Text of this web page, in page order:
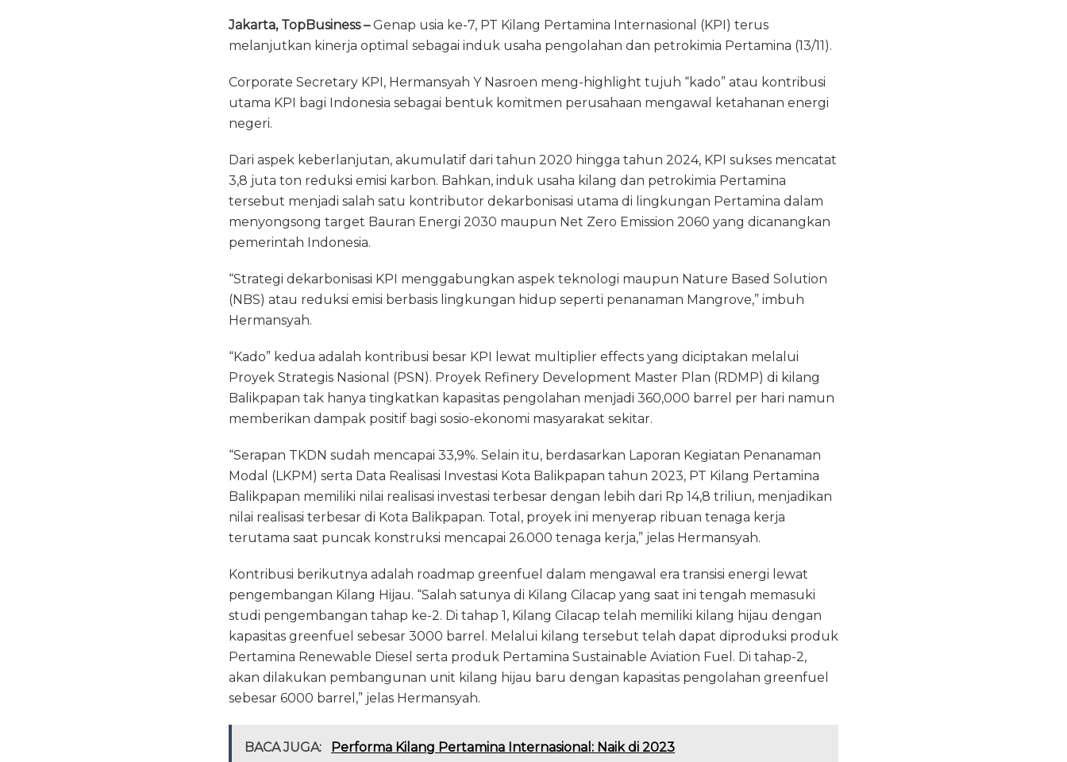
c
e
b
o
o
k
it
te
r
a
ts
A
p
e
g
ra
m
re
a
d
s
ai
l
n
t
ai
l
Jakarta, TopBusiness –Genap usia ke-7, PT Kilang Pertamina Internasional (KPI) terus
melanjutkan kinerja optimal sebagai induk usaha pengolahan dan petrokimia Pertamina (13/11).
Corporate Secretary KPI, Hermansyah Y Nasroen meng-highlight tujuh “kado” atau kontribusi
utama KPI bagi Indonesia sebagai bentuk komitmen perusahaan mengawal ketahanan energi
negeri.
Dari aspek keberlanjutan, akumulatif dari tahun 2020 hingga tahun 2024, KPI sukses mencatat
3,8 juta ton reduksi emisi karbon. Bahkan, induk usaha kilang dan petrokimia Pertamina
tersebut menjadi salah satu kontributor dekarbonisasi utama di lingkungan Pertamina dalam
menyongsong target Bauran Energi 2030 maupun Net Zero Emission 2060 yang dicanangkan
pemerintah Indonesia.
“Strategi dekarbonisasi KPI menggabungkan aspek teknologi maupun Nature Based Solution
(NBS) atau reduksi emisi berbasis lingkungan hidup seperti penanaman Mangrove,” imbuh
Hermansyah.
“Kado” kedua adalah kontribusi besar KPI lewat multiplier effects yang diciptakan melalui
Proyek Strategis Nasional (PSN). Proyek Refinery Development Master Plan (RDMP) di kilang
Balikpapan tak hanya tingkatkan kapasitas pengolahan menjadi 360,000 barrel per hari namun
memberikan dampak positif bagi sosio-ekonomi masyarakat sekitar.
“Serapan TKDN sudah mencapai 33,9%. Selain itu, berdasarkan Laporan Kegiatan Penanaman
Modal (LKPM) serta Data Realisasi Investasi Kota Balikpapan tahun 2023, PT Kilang Pertamina
Balikpapan memiliki nilai realisasi investasi terbesar dengan lebih dari Rp 14,8 triliun, menjadikan
nilai realisasi terbesar di Kota Balikpapan. Total, proyek ini menyerap ribuan tenaga kerja
terutama saat puncak konstruksi mencapai 26.000 tenaga kerja,” jelas Hermansyah.
Kontribusi berikutnya adalah roadmap greenfuel dalam mengawal era transisi energi lewat
pengembangan Kilang Hijau. “Salah satunya di Kilang Cilacap yang saat ini tengah memasuki
studi pengembangan tahap ke-2. Di tahap 1, Kilang Cilacap telah memiliki kilang hijau dengan
kapasitas greenfuel sebesar 3000 barrel. Melalui kilang tersebut telah dapat diproduksi produk
Pertamina Renewable Diesel serta produk Pertamina Sustainable Aviation Fuel. Di tahap-2,
akan dilakukan pembangunan unit kilang hijau baru dengan kapasitas pengolahan greenfuel
sebesar 6000 barrel,” jelas Hermansyah.
BACA JUGA: Performa Kilang Pertamina Internasional: Naik di 2023